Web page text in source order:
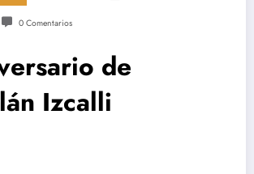
0 Comentarios
de
Izcalli